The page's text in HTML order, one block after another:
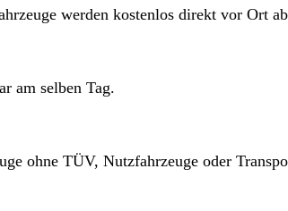
werden kostenlos direkt vor Ort
am selben Tag.
ohne TÜV, Nutzfahrzeuge oder